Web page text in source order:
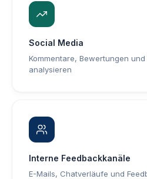
Social Media
Kommentare, Bewertungen
analysieren
Interne Feedbackkanäle
E-Mails, Chatverläufe und